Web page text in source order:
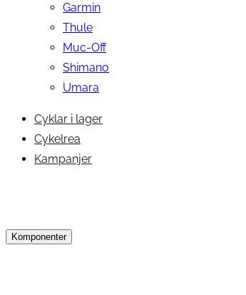
Garmin
Thule
Muc-Off
Shimano
Umara
Cyklar i lager
Cykelrea
Kampanjer
Komponenter